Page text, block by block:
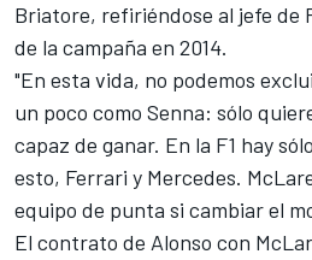
Briatore, refiriéndose al jefe de
de la campaña en 2014.
"En esta vida, no podemos
un poco como Senna: sólo
capaz de ganar. En la F1 hay
esto, Ferrari y Mercedes.
equipo de punta si cambiar el
El contrato de Alonso con